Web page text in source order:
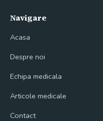
Navigare
Acasa
Despre noi
Echipa medicala
Articole medicale
Contact